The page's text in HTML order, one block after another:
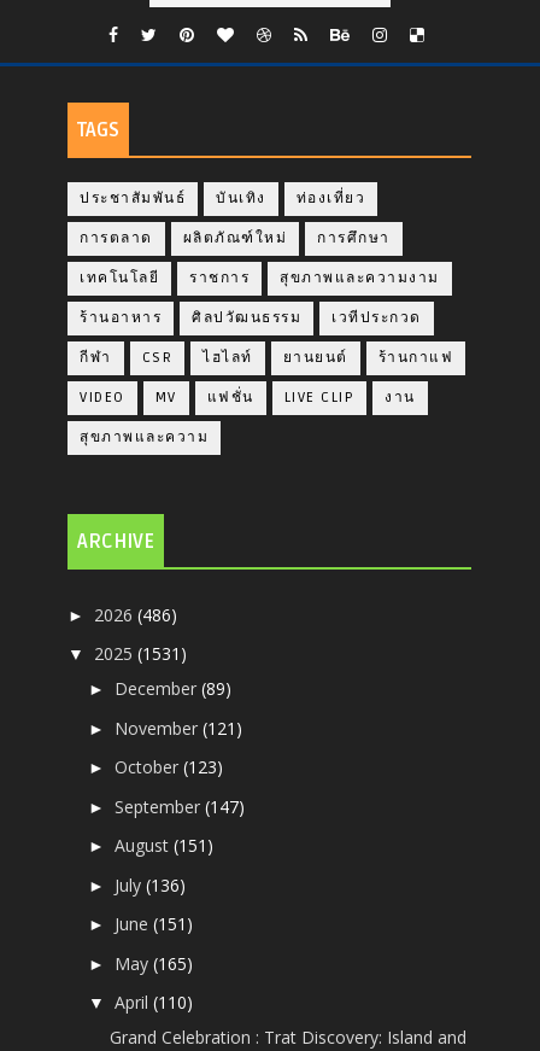
TAGS
ประชาสัมพันธ์ บันเทิง ท่องเที่ยว
การตลาด ผลิตภัณฑ์ใหม่ การศึกษา
เทคโนโลยี ราชการ สุขภาพและความงาม
ร้านอาหาร ศิลปวัฒนธรรม เวทีประกวด
กีฬา CSR ไฮไลท์ ยานยนต์ ร้านกาแฟ
VIDEO MV แฟชั่น LIVE CLIP งาน
สุขภาพและความ
ARCHIVE
► 2026(486)
▼ 2025(1531)
► December(89)
► November(121)
►October(123)
►September(147)
►August(151)
► July(136)
► June(151)
► May(165)
▼April(110)
Grand Celebration : Trat Discovery: Island and